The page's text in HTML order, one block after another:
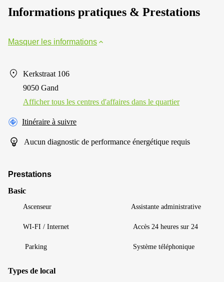
Informations pratiques & Prestations
Masquer les informations
Kerkstraat 106
9050 Gand
Afficher tous les centres d'affaires dans le quartier
Itinéraire à suivre
Aucun diagnostic de performance énergétique requis
Prestations
Basic
Ascenseur Assistante administrative
WI-FI / Internet Accès 24 heures sur 24
Parking Système téléphonique
Types de local